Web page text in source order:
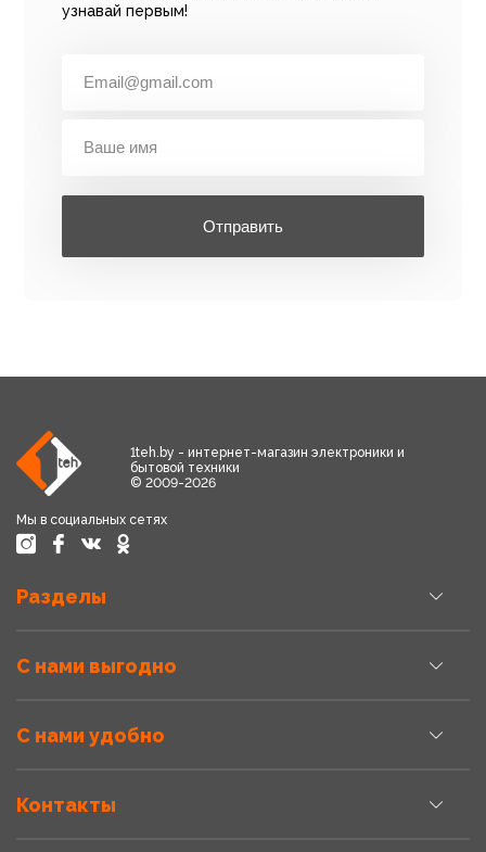
узнавай первым!
Отправить
1teh.by - интернет-магазин электроники и
бытовой техники
© 2009-2026
Мы в социальных сетях
Разделы
С нами выгодно
С нами удобно
Контакты